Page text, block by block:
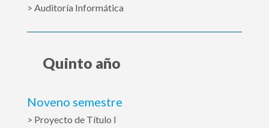
> Auditoría Informática
Quinto año
Noveno semestre
> Proyecto de Título I